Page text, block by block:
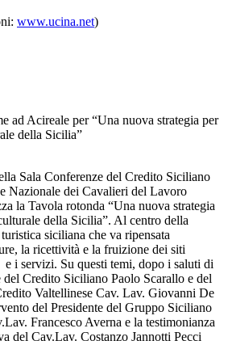
www.ucina.net)
ad Acireale per “Una nuova strategia per
della Sicilia”
Sala Conferenze del Credito Siciliano
Nazionale dei Cavalieri del Lavoro
la Tavola rotonda “Una nuova strategia
della Sicilia”. Al centro della
siciliana che va ripensata
la ricettività e la fruizione dei siti
i servizi. Su questi temi, dopo i saluti di
del Credito Siciliano Paolo Scarallo e del
Valtellinese Cav. Lav. Giovanni De
del Presidente del Gruppo Siciliano
Francesco Averna e la testimonianza
del Cav.Lav. Costanzo Jannotti Pecci